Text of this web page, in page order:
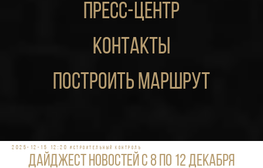
пресс-центр
построить маршрут
контакты
2025-12-15 12:20 #Строительный контроль
Дайджест новостей с 8 по 12 декабря